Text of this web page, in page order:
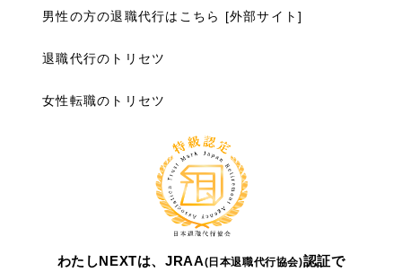
男性の方の退職代行はこちら [外部サイト]
退職代行のトリセツ
女性転職のトリセツ
わたしNEXTは、JRAA(日本退職代行協会)認証で